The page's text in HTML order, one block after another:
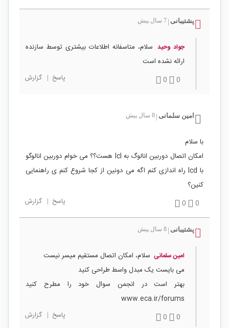
پشتیبانی | 7 سال پیش
جواد وحید سلام، متاسفانه اطلاعات بیشتری توسط سازنده
ارائه نشده است
0
0 پاسخ | گزارش
امین سلمانی | 8 سال پیش
با سلام
امکان اتصال دوربین انالوگ به lcl هست؟؟ می خوام دوربین انالوگو
با lcd راه اندازی کنم اگه می دونین از کجا شروع کنم ی راهنمایی
کنین؟
0
0 پاسخ | گزارش
پشتیبانی | 8 سال پیش
امین سلمانی سلام، امکان اتصال مستقیم میسر نیست
می بایست یک مبدل واسط طراحی کنید
بهتر است در انجمن سوال خود را مطرح کنید
www.eca.ir/forums
0
0 پاسخ | گزارش